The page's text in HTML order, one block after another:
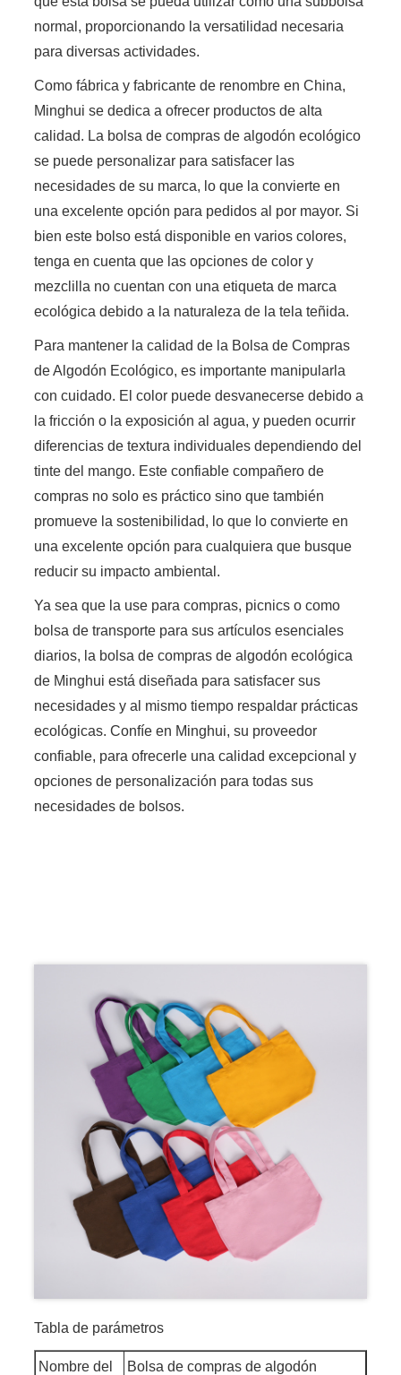
normal, proporcionando la versatilidad necesaria
para diversas actividades.
Como fábrica y fabricante de renombre en China,
Minghui se dedica a ofrecer productos de alta
calidad. La bolsa de compras de algodón ecológico
se puede personalizar para satisfacer las
necesidades de su marca, lo que la convierte en
una excelente opción para pedidos al por mayor. Si
bien este bolso está disponible en varios colores,
tenga en cuenta que las opciones de color y
mezclilla no cuentan con una etiqueta de marca
ecológica debido a la naturaleza de la tela teñida.
Para mantener la calidad de la Bolsa de Compras
de Algodón Ecológico, es importante manipularla
con cuidado. El color puede desvanecerse debido a
la fricción o la exposición al agua, y pueden ocurrir
diferencias de textura individuales dependiendo del
tinte del mango. Este confiable compañero de
compras no solo es práctico sino que también
promueve la sostenibilidad, lo que lo convierte en
una excelente opción para cualquiera que busque
reducir su impacto ambiental.
Ya sea que la use para compras, picnics o como
bolsa de transporte para sus artículos esenciales
diarios, la bolsa de compras de algodón ecológica
de Minghui está diseñada para satisfacer sus
necesidades y al mismo tiempo respaldar prácticas
ecológicas. Confíe en Minghui, su proveedor
confiable, para ofrecerle una calidad excepcional y
opciones de personalización para todas sus
necesidades de bolsos.
Tabla de parámetros
Nombre del
Bolsa de compras de algodón